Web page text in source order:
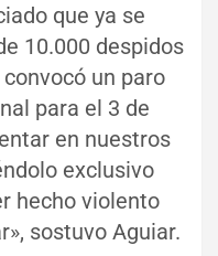
que ya se
10.000 despidos
un paro
para el 3 de
en nuestros
exclusivo
hecho violento
sostuvo Aguiar.